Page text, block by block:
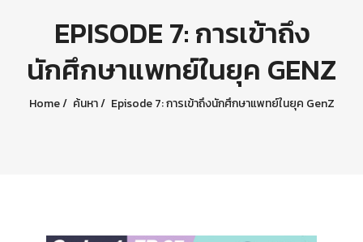
EPISODE 7: การเข้าถึง
นักศึกษาแพทย์ในยุค GENZ
Home ค้นหา Episode 7: การเข้าถึงนักศึกษาแพทย์ในยุค GenZ